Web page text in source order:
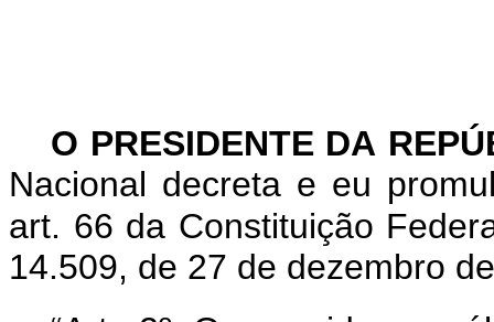
O PRESIDENTE DA
Nacional decreta e eu
art. 66 da Constituição
14.509, de 27 de dezembro